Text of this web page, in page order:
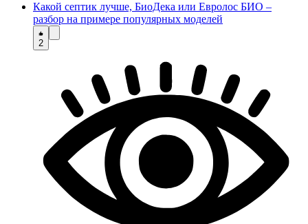
Какой септик лучше, БиоДека или Евролос БИО –
разбор на примере популярных моделей
2